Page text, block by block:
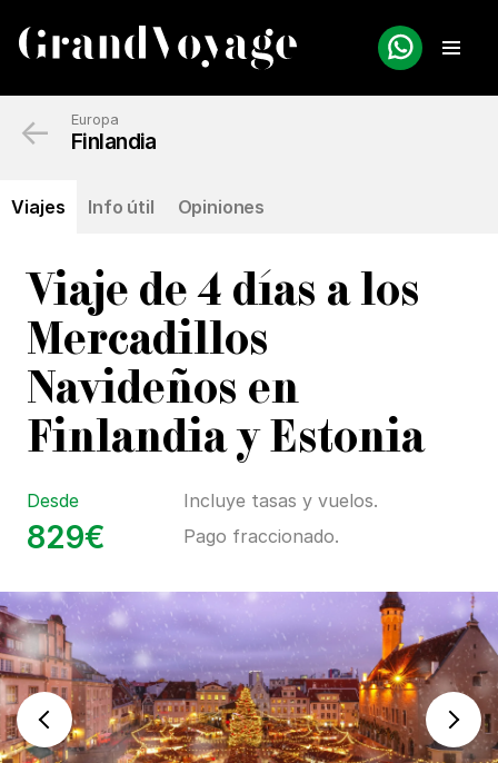
Europa
Finlandia
Viajes Info útil Opiniones
←
Viaje de 4 días a los
Mercadillos
Navideños en
Finlandia y Estonia
Desde
829€
Incluye tasas y vuelos.
Pago fraccionado.